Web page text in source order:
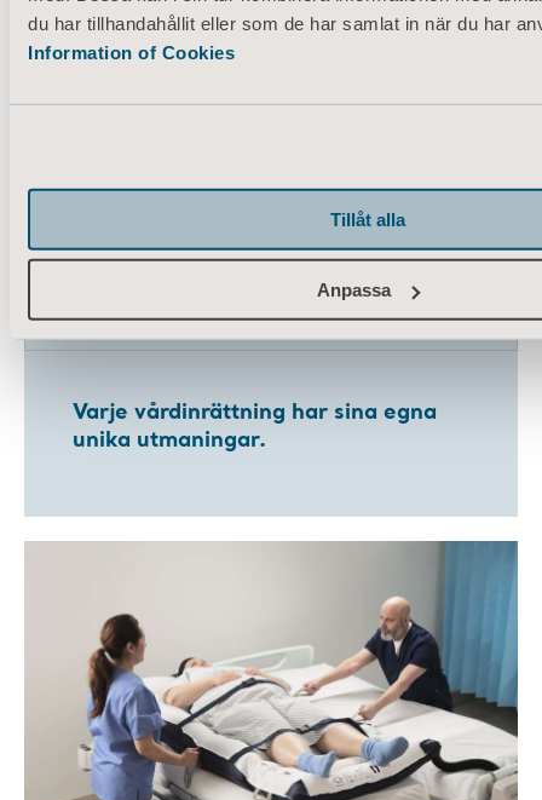
du har tillhandahållit eller som de har samlat in när du har
Information of Cookies
Tillåt alla
Anpassa
Varje vårdinrättning har sina egna
unika utmaningar.